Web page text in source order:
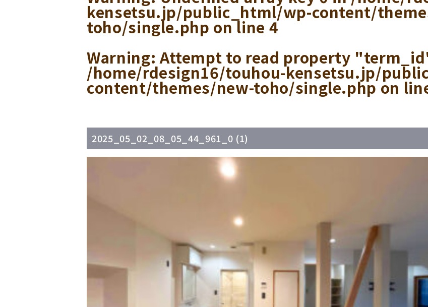
kensetsu.jp/public_html/wp-content/
toho/single.php on line 4
Warning: Attempt to read property
/home/rdesign16/touhou-kensetsu.jp/
content/themes/new-toho/single.phpon
2025_05_02_08_05_44_961_0 (1)